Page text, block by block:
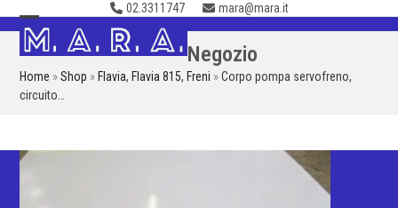
Skip
to
content
02.3311747 mara@mara.it
Open
mobile
menu
Close
mobile
menu
Negozio
Home »Shop » Flavia, Flavia 815, Freni »Corpo pompa servofreno,
circuito…